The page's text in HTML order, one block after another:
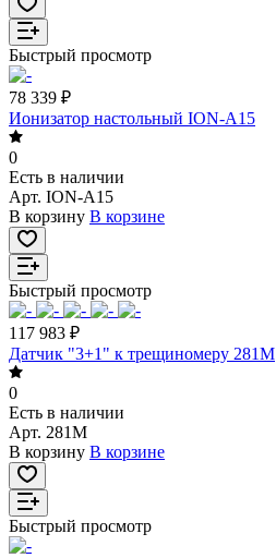
Быстрый просмотр
78 339 ₽
Ионизатор настольный ION-A15
0
Есть в наличии
Арт. ION-A15
В корзину В корзине
Быстрый просмотр
117 983 ₽
Датчик "3+1" к трещиномеру 281М
0
Есть в наличии
Арт. 281М
В корзину В корзине
Быстрый просмотр